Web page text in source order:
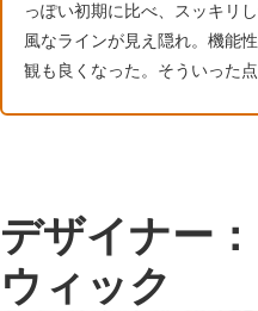
っぽい初期に比べ、スッキリ
風なラインが見え隠れ。機能
観も良くなった。そういった
デザイナー
ウィック